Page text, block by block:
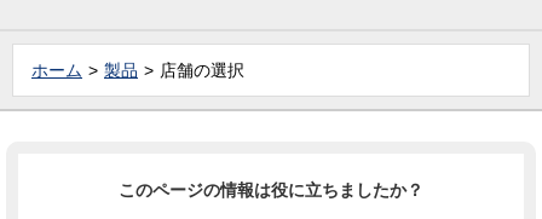
ホーム 製品 店舗の選択
このページの情報は役に立ちましたか？